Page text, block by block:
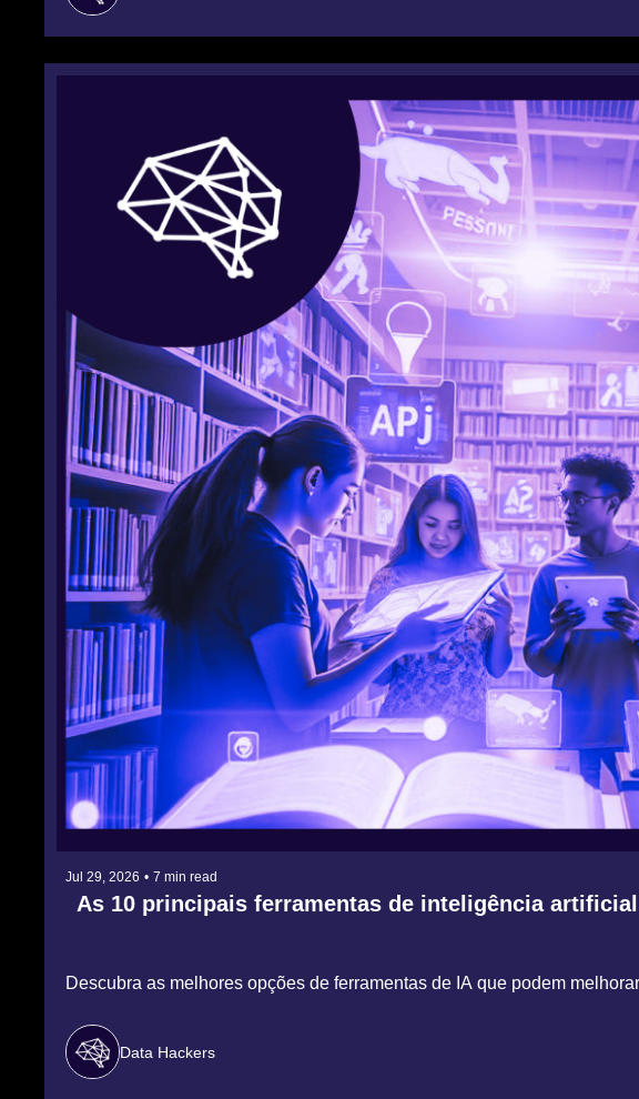
Jul 29, 2026 • 7 min read
As 10 principais ferramentas de inteligência
Descubra as melhores opções de ferramentas de IA que podem
Data Hackers